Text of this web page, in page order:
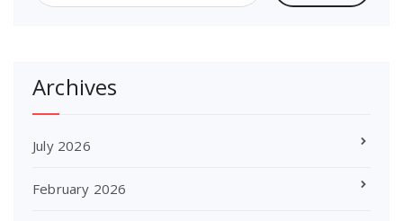
Archives
July 2026
February 2026